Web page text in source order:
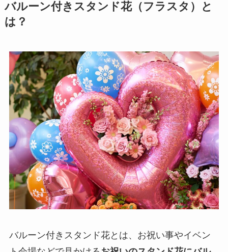
バルーン付きスタンド花（フラスタ）と
は？
バルーン付きスタンド花とは、お祝い事やイベン